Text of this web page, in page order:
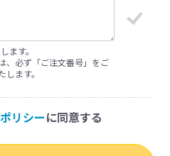
ます。
、必ず「ご注文番号」をご
ます。
リシーに同意する